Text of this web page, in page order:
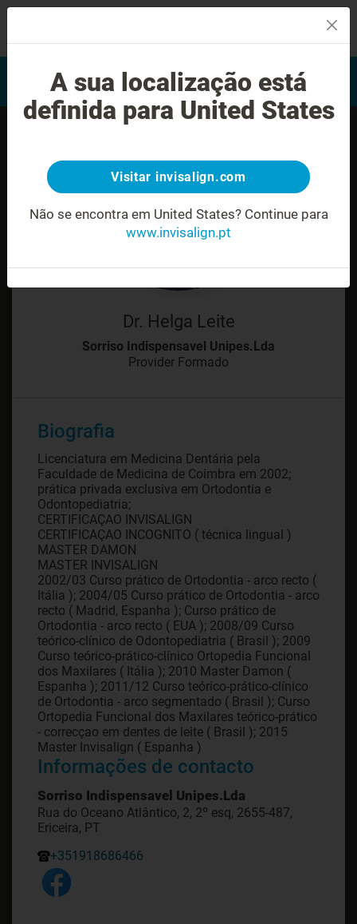
Avaliação do sorriso
Encontrar um Invisalign
provider
Dr. Helga Leite
Sorriso Indispensavel Unipes.Lda
Provider Formado
Biografia
Licenciatura em Medicina Dentária pela
Faculdade de Medicina de Coimbra em 2002;
prática privada exclusiva em Ortodontia e
Odontopediatria;
CERTIFICAÇAO INVISALIGN
CERTIFICAÇAO INCOGNITO ( técnica lingual )
MASTER DAMON
MASTER INVISALIGN
2002/03 Curso prático de Ortodontia - arco recto (
Itália ); 2004/05 Curso prático de Ortodontia - arco
recto ( Madrid, Espanha ); Curso prático de
Ortodontia - arco recto ( EUA ); 2008/09 Curso
teórico-clínico de Odontopediatria ( Brasil ); 2009
Curso teórico-prático-clínico Ortopedia Funcional
dos Maxilares ( Itália ); 2010 Master Damon (
Espanha ); 2011/12 Curso teórico-prático-clínico
de Ortodontia - arco segmentado ( Brasil ); Curso
Ortopedia Funcional dos Maxilares teórico-prático
- correcçao em dentes de leite ( Brasil ); 2015
Master Invisalign ( Espanha )
Informações de contacto
Sorriso Indispensavel Unipes.Lda
Rua do Oceano Atlântico, 2, 2º esq, 2655-487,
Ericeira, PT
+351918686466
A sua localização está
definida para United States
Visitar invisalign.com
Não se encontra em United States? Continue para
www.invisalign.pt